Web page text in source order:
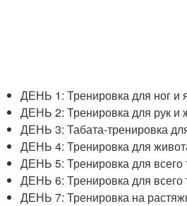
ДЕНЬ 1: Тренировка для ног и
ДЕНЬ 2: Тренировка для рук и
ДЕНЬ 3: Табата-тренировка
ДЕНЬ 4: Тренировка для
ДЕНЬ 5: Тренировка для всего
ДЕНЬ 6: Тренировка для всего
ДЕНЬ 7: Тренировка на